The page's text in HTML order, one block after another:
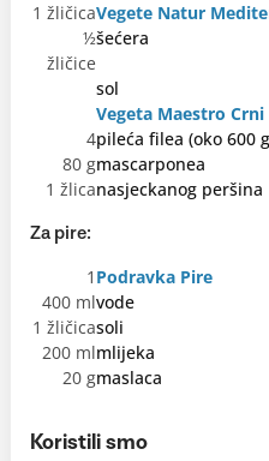
1 žličicaVegete Natur
½
žličice
šećera
sol
Vegeta Maestro
4pileća filea (oko 600
80 gmascarponea
1 žlicanasjeckanog peršina
Za pire:
1 Podravka Pire
400 mlvode
1 žličicasoli
200 mlmlijeka
20 gmaslaca
Koristili smo